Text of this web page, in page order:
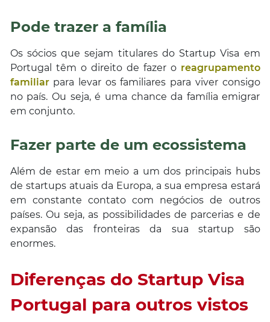
Pode trazer a família
Os sócios que sejam titulares do Startup Visa em
Portugal têm o direito de fazer o reagrupamento
familiarpara levar os familiares para viver consigo
no país. Ou seja, é uma chance da família emigrar
em conjunto.
Fazer parte de um ecossistema
Além de estar em meio a um dos principais hubs
de startups atuais da Europa, a sua empresa estará
em constante contato com negócios de outros
países. Ou seja, as possibilidades de parcerias e de
expansão das fronteiras da sua startup são
enormes.
Diferenças do Startup Visa
Portugal para outros vistos